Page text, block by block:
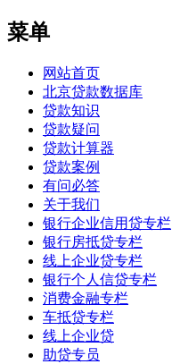
菜单
网站首页
北京贷款数据库
贷款知识
贷款疑问
贷款计算器
贷款案例
有问必答
关于我们
银行企业信用贷专栏
银行房抵贷专栏
线上企业贷专栏
银行个人信贷专栏
消费金融专栏
车抵贷专栏
线上企业贷
助贷专员